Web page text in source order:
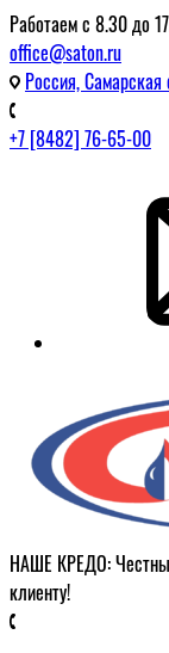
Работаем с 8.30 до
office@saton.ru
Россия, Самарская
+7 [8482] 76-65-00
НАШЕ КРЕДО:
клиенту!